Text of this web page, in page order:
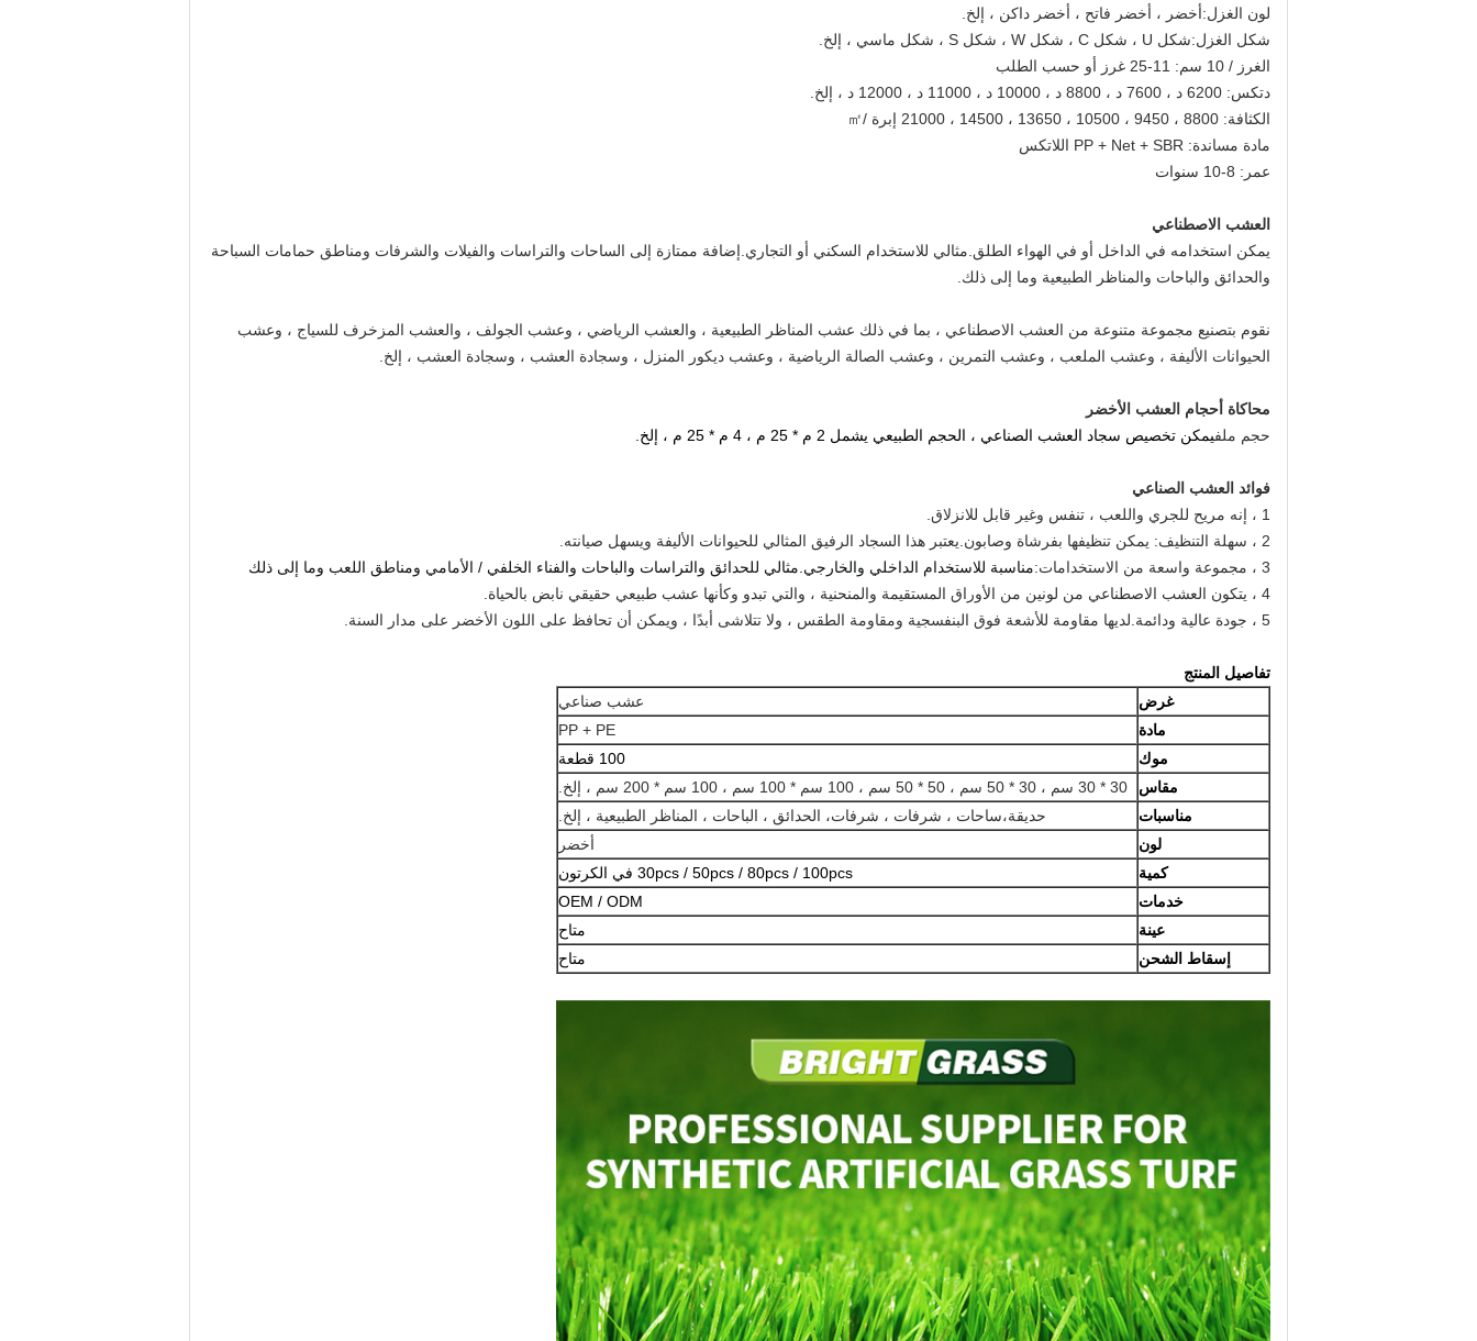
لون الغزل:أخضر ، أخضر فاتح ، أخضر داكن ، إلخ.
شكل الغزل:شكل U ، شكل C ، شكل W ، شكل S ، شكل ماسي ، إلخ.
الغرز / 10 سم: 11-25 غرز أو حسب الطلب
دتكس: 6200 د ، 7600 د ، 8800 د ، 10000 د ، 11000 د ، 12000 د ، إلخ.
الكثافة: 8800 ، 9450 ، 10500 ، 13650 ، 14500 ، 21000 إبرة /
㎡
مادة مساندة: PP + Net + SBR اللاتكس
عمر: 8-10 سنوات
العشب الاصطناعي
يمكن استخدامه في الداخل أو في الهواء الطلق.مثالي للاستخدام السكني أو التجاري.إضافة ممتازة إلى الساحات والتراسات والفيلات والشرفات ومناطق حمامات السباحة
والحدائق والباحات والمناظر الطبيعية وما إلى ذلك.
نقوم بتصنيع مجموعة متنوعة من العشب الاصطناعي ، بما في ذلك عشب المناظر الطبيعية ، والعشب الرياضي ، وعشب الجولف ، والعشب المزخرف للسياج ، وعشب
الحيوانات الأليفة ، وعشب الملعب ، وعشب التمرين ، وعشب الصالة الرياضية ، وعشب ديكور المنزل ، وسجادة العشب ، وسجادة العشب ، إلخ.
محاكاة أحجام العشب الأخضر
حجم ملفيمكن تخصيص سجاد العشب الصناعي ، الحجم الطبيعي يشمل 2 م * 25 م ، 4 م * 25 م ، إلخ.
فوائد العشب الصناعي
1 ، إنه مريح للجري واللعب ، تنفس وغير قابل للانزلاق.
2 ، سهلة التنظيف: يمكن تنظيفها بفرشاة وصابون.يعتبر هذا السجاد الرفيق المثالي للحيوانات الأليفة ويسهل صيانته.
3 ، مجموعة واسعة من الاستخدامات:
مناسبة للاستخدام الداخلي والخارجي.مثالي للحدائق والتراسات والباحات والفناء الخلفي / الأمامي ومناطق اللعب وما إلى ذلك
4 ، يتكون العشب الاصطناعي من لونين من الأوراق المستقيمة والمنحنية ، والتي تبدو وكأنها عشب طبيعي حقيقي نابض بالحياة.
5 ، جودة عالية ودائمة.لديها مقاومة للأشعة فوق البنفسجية ومقاومة الطقس ، ولا تتلاشى أبدًا ، ويمكن أن تحافظ على اللون الأخضر على مدار السنة.
تفاصيل المنتج
غرض
عشب صناعي
مادة
PP + PE
موك
100 قطعة
مقاس
30 * 30 سم ، 30 * 50 سم ، 50 * 50 سم ، 100 سم * 100 سم ، 100 سم * 200 سم ، إلخ.
مناسبات
حديقة،ساحات ، شرفات ، شرفات، الحدائق ، الباحات ، المناظر الطبيعية ، إلخ.
لون
أخضر
كمية
30pcs / 50pcs / 80pcs / 100pcs في الكرتون
خدمات
OEM / ODM
عينة
متاح
إسقاط الشحن
متاح